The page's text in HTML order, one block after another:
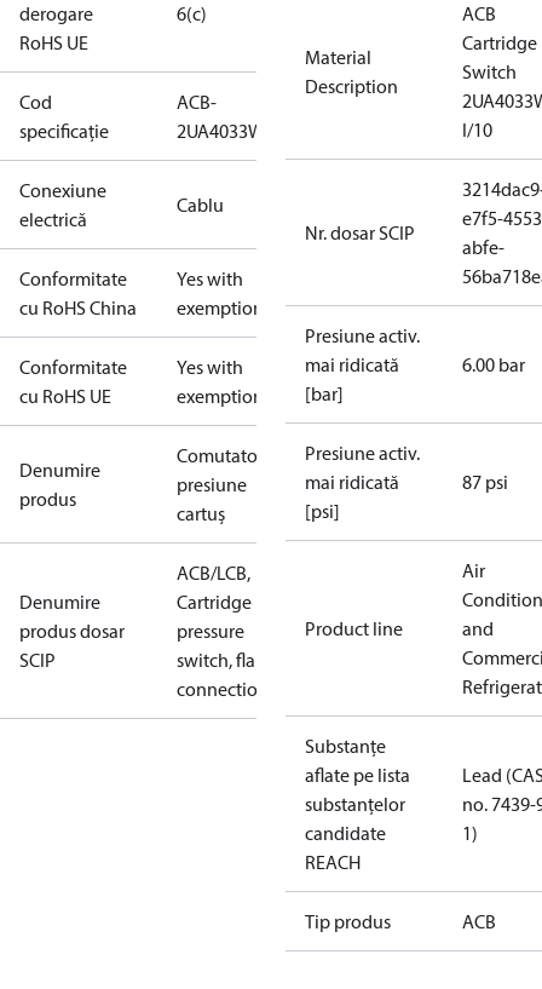
derogare
RoHS UE
6(c)
Cod
specificație
ACB-
2UA4033W
Conexiune
electrică
Cablu
Conformitate
cu RoHS China
Yes with
exemptions
Conformitate
cu RoHS UE
Yes with
exemptions
Denumire
produs
Comutator
presiune
cartuş
Denumire
produs dosar
SCIP
ACB/LCB,
Cartridge
pressure
switch, flare
connection
Material
Description
ACB
Cartridge
Switch
I/10
Nr. dosar SCIP
e7f5-
abfe-
Presiune activ.
mai ridicată
[bar]
6.00 bar
Presiune activ.
mai ridicată
[psi]
87 psi
Product line
Air
and
Substanțe
aflate pe lista
substanțelor
candidate
REACH
Lead
no. 7439-
1)
Tip produs ACB